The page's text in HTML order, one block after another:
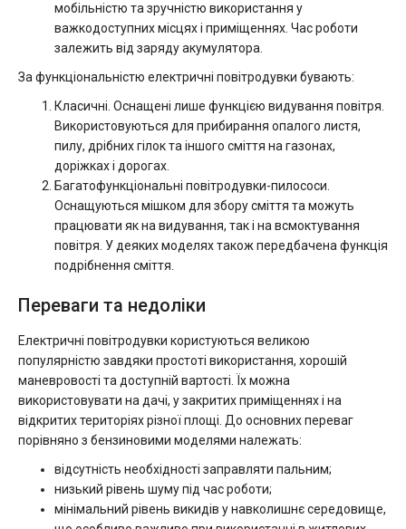
мобільністю та зручністю використання у
важкодоступних місцях і приміщеннях. Час роботи
залежить від заряду акумулятора.
За функціональністю електричні повітродувки бувають:
Класичні. Оснащені лише функцією видування повітря.
Використовуються для прибирання опалого листя,
пилу, дрібних гілок та іншого сміття на газонах,
доріжках і дорогах.
Багатофункціональні повітродувки-пилососи.
Оснащуються мішком для збору сміття та можуть
працювати як на видування, так і на всмоктування
повітря. У деяких моделях також передбачена функція
подрібнення сміття.
Переваги та недоліки
Електричні повітродувки користуються великою
популярністю завдяки простоті використання, хорошій
маневровості та доступній вартості. Їх можна
використовувати на дачі, у закритих приміщеннях і на
відкритих територіях різної площі. До основних переваг
порівняно з бензиновими моделями належать:
відсутність необхідності заправляти пальним;
низький рівень шуму під час роботи;
мінімальний рівень викидів у навколишнє середовище,